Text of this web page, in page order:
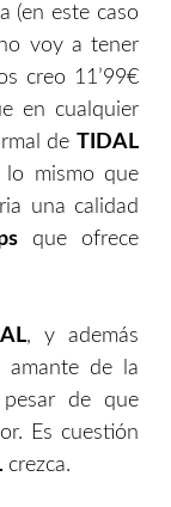
(en este caso
voy a tener
creo 11’99€
en cualquier
de TIDAL
lo mismo que
una calidad
que ofrece
, y además
amante de la
de que
Es cuestión
crezca.